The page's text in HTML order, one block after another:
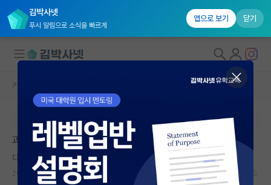
김박사넷
푸시 알림으로 소식을 빠르게
앱으로 보기 닫기
대학원생 모집
국내대학원 정보
연구실&오픈랩
커뮤니티
커뮤니티 홈
본문이 수정되지 않는 박제글입니다.
과연 독립연구가로 Q1저널에 엑셉가능할까요?
다정한 미셸 푸코
2026.05.16 20 5434